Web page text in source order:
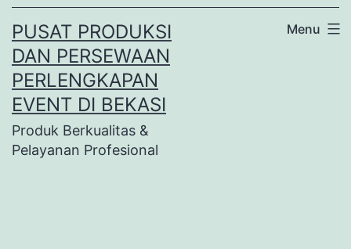
PUSAT PRODUKSI
DAN PERSEWAAN
PERLENGKAPAN
EVENT DI BEKASI
Produk Berkualitas &
Pelayanan Profesional
Menu